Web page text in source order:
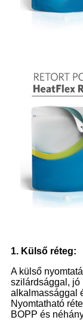
1. Külső réteg:
A külső
szilárdsággal, jó
alkalmassággal
Nyomtatható
BOPP és